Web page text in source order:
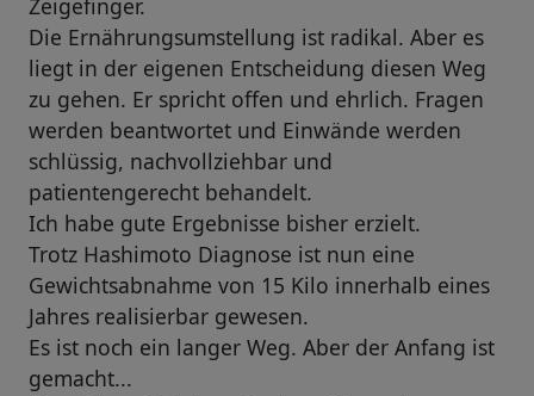
Zeigefinger.
Die Ernährungsumstellung ist radikal. Aber es
liegt in der eigenen Entscheidung diesen Weg
zu gehen. Er spricht offen und ehrlich. Fragen
werden beantwortet und Einwände werden
schlüssig, nachvollziehbar und
patientengerecht behandelt.
Ich habe gute Ergebnisse bisher erzielt.
Trotz Hashimoto Diagnose ist nun eine
Gewichtsabnahme von 15 Kilo innerhalb eines
Jahres realisierbar gewesen.
Es ist noch ein langer Weg. Aber der Anfang ist
gemacht...